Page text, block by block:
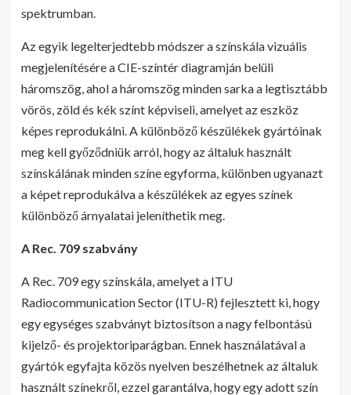
spektrumban.
Az egyik legelterjedtebb módszer a színskála vizuális
megjelenítésére a CIE-színtér diagramján belüli
háromszög, ahol a háromszög minden sarka a legtisztább
vörös, zöld és kék színt képviseli, amelyet az eszköz
képes reprodukálni. A különböző készülékek gyártóinak
meg kell győződniük arról, hogy az általuk használt
színskálának minden színe egyforma, különben ugyanazt
a képet reprodukálva a készülékek az egyes színek
különböző árnyalatai jeleníthetik meg.
A Rec. 709 szabvány
A Rec. 709 egy színskála, amelyet a ITU
Radiocommunication Sector (ITU-R) fejlesztett ki, hogy
egy egységes szabványt biztosítson a nagy felbontású
kijelző- és projektoriparágban. Ennek használatával a
gyártók egyfajta közös nyelven beszélhetnek az általuk
használt színekről, ezzel garantálva, hogy egy adott szín